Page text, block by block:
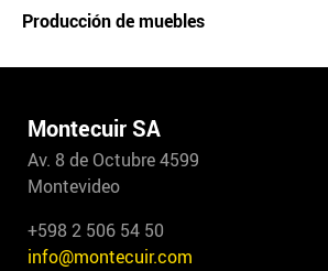
Producción de muebles
Montecuir SA
Av. 8 de Octubre 4599
Montevideo
+598 2 506 54 50
info@montecuir.com